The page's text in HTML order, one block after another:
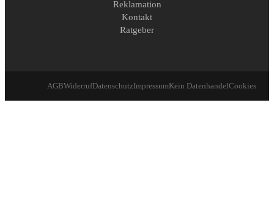
Reklamation
Kontakt
Ratgeber
AGBWiderrufDatenschutzImpressumKein DatenhandelCookies